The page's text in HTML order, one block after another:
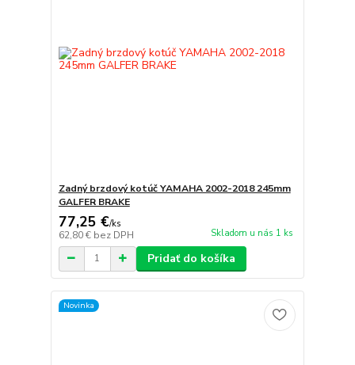
Zadný brzdový kotúč YAMAHA 2002-2018 245mm
GALFER BRAKE
77,25 €/ks
62,80 € bez DPH Skladom u nás 1 ks
Pridať do košíka
Novinka